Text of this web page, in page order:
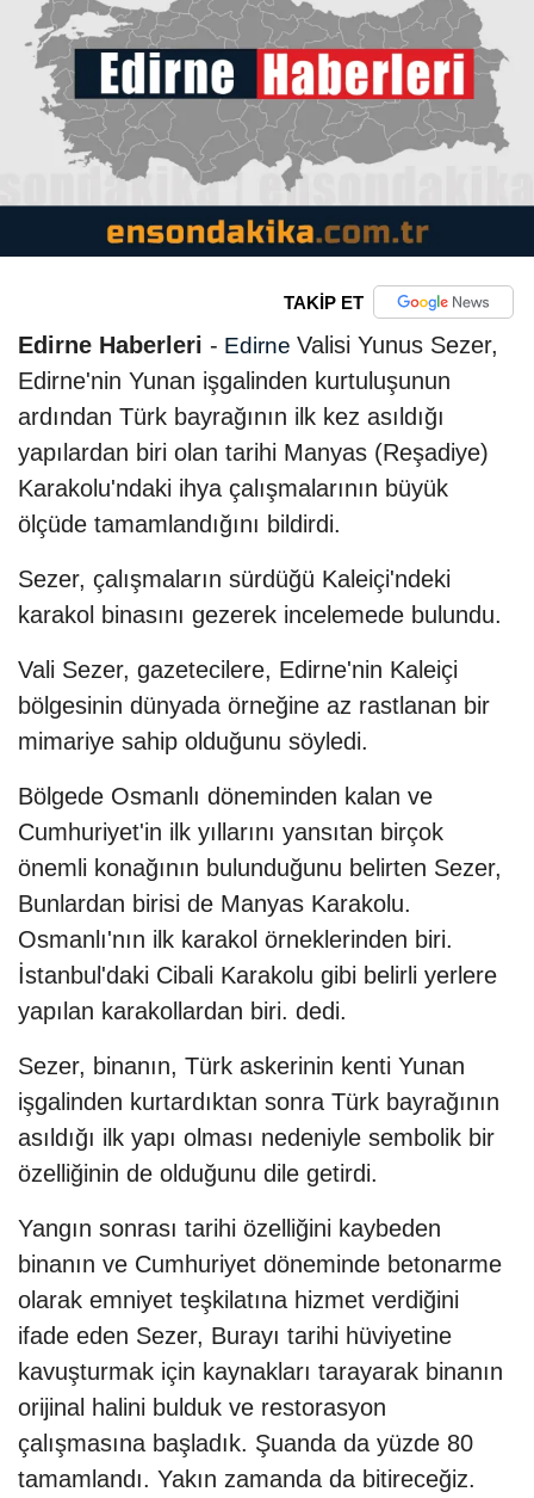
TAKİP ET
Edirne Haberleri - Edirne Valisi Yunus Sezer,
Edirne'nin Yunan işgalinden kurtuluşunun
ardından Türk bayrağının ilk kez asıldığı
yapılardan biri olan tarihi Manyas (Reşadiye)
Karakolu'ndaki ihya çalışmalarının büyük
ölçüde tamamlandığını bildirdi.
Sezer, çalışmaların sürdüğü Kaleiçi'ndeki
karakol binasını gezerek incelemede bulundu.
Vali Sezer, gazetecilere, Edirne'nin Kaleiçi
bölgesinin dünyada örneğine az rastlanan bir
mimariye sahip olduğunu söyledi.
Bölgede Osmanlı döneminden kalan ve
Cumhuriyet'in ilk yıllarını yansıtan birçok
önemli konağının bulunduğunu belirten Sezer,
Bunlardan birisi de Manyas Karakolu.
Osmanlı'nın ilk karakol örneklerinden biri.
İstanbul'daki Cibali Karakolu gibi belirli yerlere
yapılan karakollardan biri. dedi.
Sezer, binanın, Türk askerinin kenti Yunan
işgalinden kurtardıktan sonra Türk bayrağının
asıldığı ilk yapı olması nedeniyle sembolik bir
özelliğinin de olduğunu dile getirdi.
Yangın sonrası tarihi özelliğini kaybeden
binanın ve Cumhuriyet döneminde betonarme
olarak emniyet teşkilatına hizmet verdiğini
ifade eden Sezer, Burayı tarihi hüviyetine
kavuşturmak için kaynakları tarayarak binanın
orijinal halini bulduk ve restorasyon
çalışmasına başladık. Şuanda da yüzde 80
tamamlandı. Yakın zamanda da bitireceğiz.